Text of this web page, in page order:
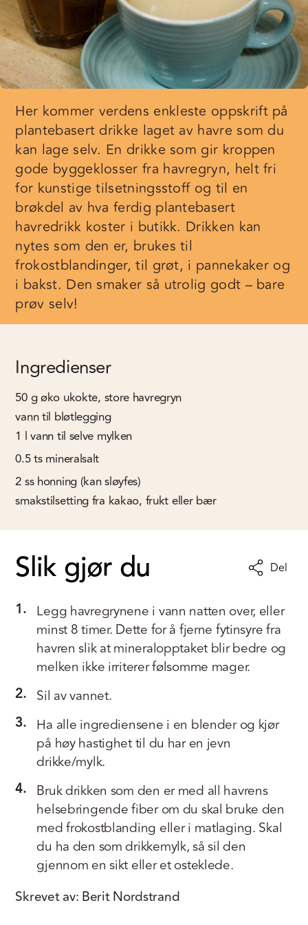
Her kommer verdens enkleste oppskrift på
plantebasert drikke laget av havre som du
kan lage selv. En drikke som gir kroppen
gode byggeklosser fra havregryn, helt fri
for kunstige tilsetningsstoff og til en
brøkdel av hva ferdig plantebasert
havredrikk koster i butikk. Drikken kan
nytes som den er, brukes til
frokostblandinger, til grøt, i pannekaker og
i bakst. Den smaker så utrolig godt – bare
prøv selv!
Ingredienser
50gøko ukokte, store havregryn
vann til bløtlegging
1 l vann til selve mylken
0.5ts mineralsalt
2ss honning (kan sløyfes)
smakstilsetting fra kakao, frukt eller bær
Slik gjør du Del
1. Legg havregrynene i vann natten over, eller
minst 8 timer. Dette for å fjerne fytinsyre fra
havren slik at mineralopptaket blir bedre og
melken ikke irriterer følsomme mager.
2. Sil av vannet.
3. Ha alle ingrediensene i en blender og kjør
på høy hastighet til du har en jevn
drikke/mylk.
4. Bruk drikken som den er med all havrens
helsebringende fiber om du skal bruke den
med frokostblanding eller i matlaging. Skal
du ha den som drikkemylk, så sil den
gjennom en sikt eller et osteklede.
Skrevet av: Berit Nordstrand